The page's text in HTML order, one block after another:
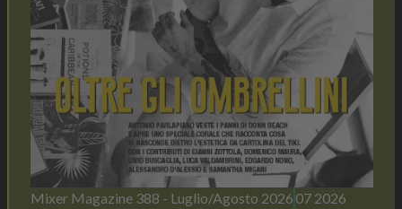
Mixer Magazine 388 - Luglio/Agosto 2026 07 2026